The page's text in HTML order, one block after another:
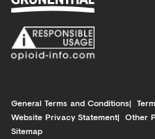
General Terms and Conditions
Website Privacy Statement
Other
Sitemap